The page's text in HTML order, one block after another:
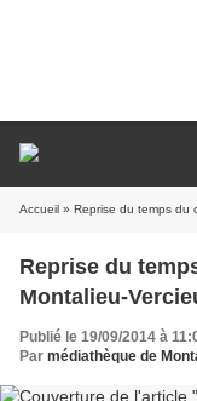
Accueil » Reprise du temps du
Reprise du
Montalieu-
Publié le 19/09/2014 à
Par médiathèque de